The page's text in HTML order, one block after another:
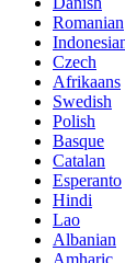
Romanian
Czech
Afrikaans
Swedish
Polish
Basque
Catalan
Esperanto
Hindi
Lao
Albanian